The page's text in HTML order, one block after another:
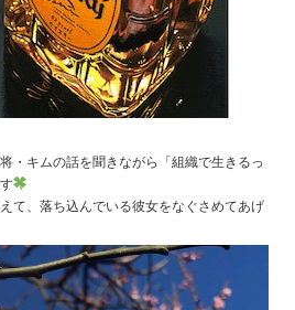
・キムの話を聞きながら「組織で生きるっ
て、落ち込んでいる彼女をなぐさめてあげ